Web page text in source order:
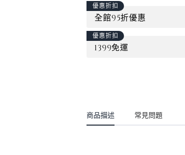
優惠折扣
全館95折優惠
優惠折扣
1399免運
商品描述 常見問題